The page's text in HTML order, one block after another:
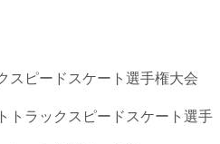
スピードスケート選手権大会
トラックスピードスケート選手